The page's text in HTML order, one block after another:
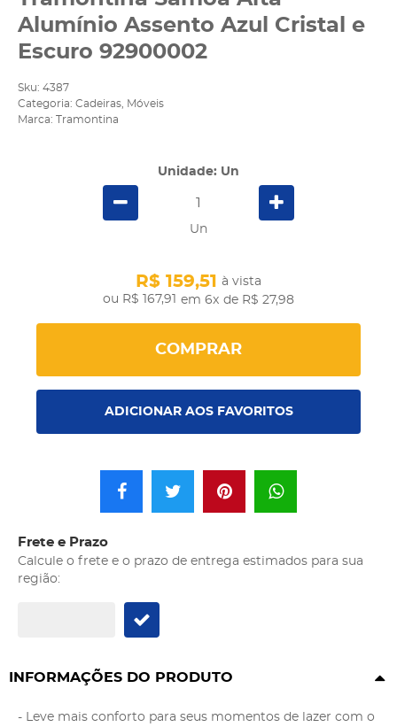
Alumínio Assento Azul Cristal e
Escuro 92900002
Sku: 4387
Categoria: Cadeiras
Móveis
Marca:
Tramontina
Unidade: Un
Un
R$ 167,91
R$ 159,51
à vista
em 6x de R$ 27,98
COMPRAR
ADICIONAR AOS FAVORITOS
Frete e Prazo
Calcule o frete e o prazo de entrega estimados para sua
região:
INFORMAÇÕES DO PRODUTO
- Leve mais conforto para seus momentos de lazer com o